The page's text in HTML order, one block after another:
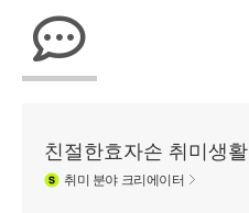
친절한효자손 취미생활
취미 분야 크리에이터